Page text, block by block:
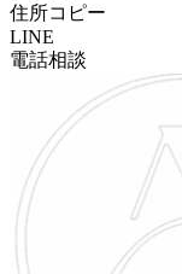
住所コピー
LINE
電話相談